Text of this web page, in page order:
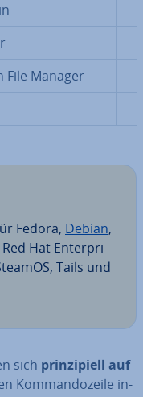
File Manager
Fedora, Debian,
Red Hat En­ter­pri­
Tails und
sich prin­zi­pi­ell auf
Kom­man­do­zei­le in­